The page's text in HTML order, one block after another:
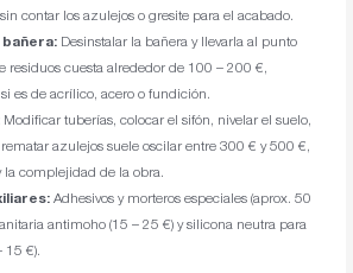
contar los azulejos o gresite para el acabado.
Desinstalar la bañera y llevarla al punto
residuos cuesta alrededor de 100 – 200 €,
es de acrílico, acero o fundición.
Modificar tuberías, colocar el sifón, nivelar el suelo,
azulejos suele oscilar entre 300 € y 500 €,
la complejidad de la obra.
Adhesivos y morteros especiales (aprox. 50
antimoho (15 – 25 €) y silicona neutra para
15 €).